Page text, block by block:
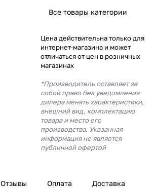
Все товары категории
Цена действительна только для
интернет-магазина и может
отличаться от цен в розничных
магазинах
*Производитель оставляет за
собой право без уведомления
дилера менять характеристики,
внешний вид, комплектацию
товара и место его
производства. Указанная
информация не является
публичной офертой
Отзывы Оплата Доставка
% будут
с вашей карты